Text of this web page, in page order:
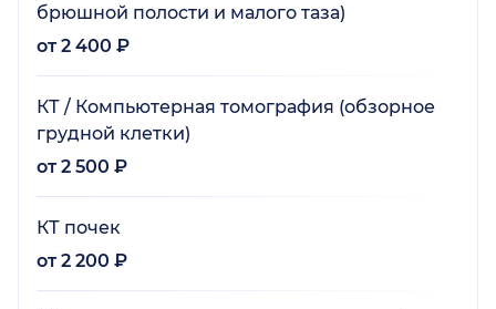
брюшной полости и малого таза)
от 2 400 ₽
КТ / Компьютерная томография (обзорное
грудной клетки)
от 2 500 ₽
КТ почек
от 2 200 ₽